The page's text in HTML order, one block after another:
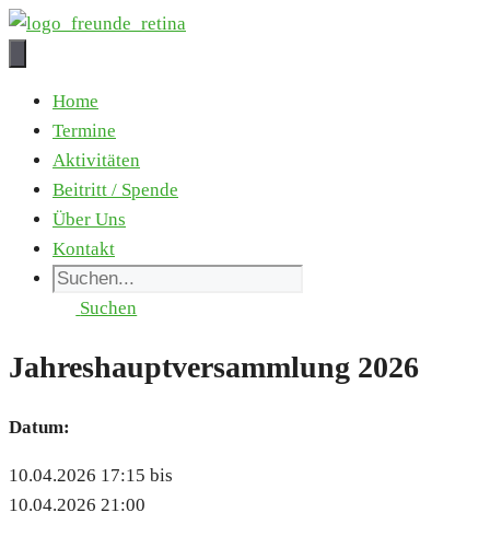
Zum
Home
Ter­mi­ne
Akti­vi­tä­ten
Bei­tritt / Spen­de
Über Uns
Kon­takt
Suchen
Jah­res­haupt­ver­samm­lung 2026
Datum:
10.04.2026 17:15 bis
10.04.2026 21:00